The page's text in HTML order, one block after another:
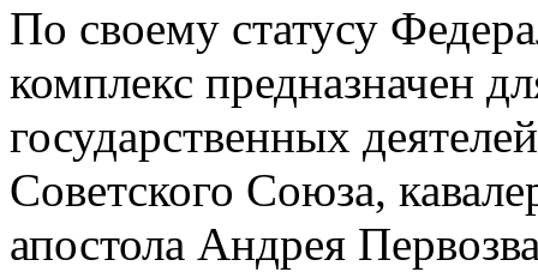
По своему статусу
комплекс предназначен
государственных
Советского Союза,
апостола Андрея